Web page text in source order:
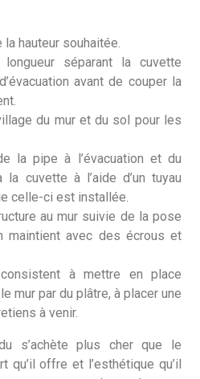
hauteur souhaitée.
séparant la cuvette
avant de couper la
du mur et du sol pour les
la pipe à l’évacuation et du
cuvette à l’aide d’un tuyau
celle-ci est installée.
au mur suivie de la pose
maintient avec des écrous et
à mettre en place
mur par du plâtre, à placer une
à venir.
s’achète plus cher que le
qu’il offre et l’esthétique qu’il